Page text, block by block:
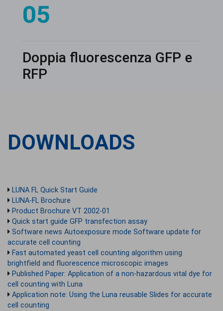
05
Doppia fluorescenza GFP e
RFP
DOWNLOADS
LUNA FL Quick Start Guide
LUNA-FL Brochure
Product Brochure VT 2002-01
Quick start guide GFP transfection assay
Software news Autoexposure mode Software update for
accurate cell counting
Fast automated yeast cell counting algorithm using
brightfield and fluorescence microscopic images
Published Paper: Application of a non-hazardous vital dye for
cell counting with Luna
Application note: Using the Luna reusable Slides for accurate
cell counting